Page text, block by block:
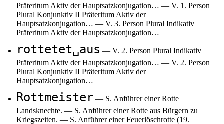
Präteritum Aktiv der Hauptsatzkonjugation… — V. 1. Person
Plural Konjunktiv II Präteritum Aktiv der
Hauptsatzkonjugation… — V. 3. Person Plural Indikativ
Präteritum Aktiv der Hauptsatzkonjugation…
rottetet␣aus — V. 2. Person Plural Indikativ
Präteritum Aktiv der Hauptsatzkonjugation… — V. 2. Person
Plural Konjunktiv II Präteritum Aktiv der
Hauptsatzkonjugation…
Rottmeister — S. Anführer einer Rotte
Landsknechte. — S. Anführer einer Rotte aus Bürgern zu
Kriegszeiten. — S. Anführer einer Feuerlöschrotte (19.